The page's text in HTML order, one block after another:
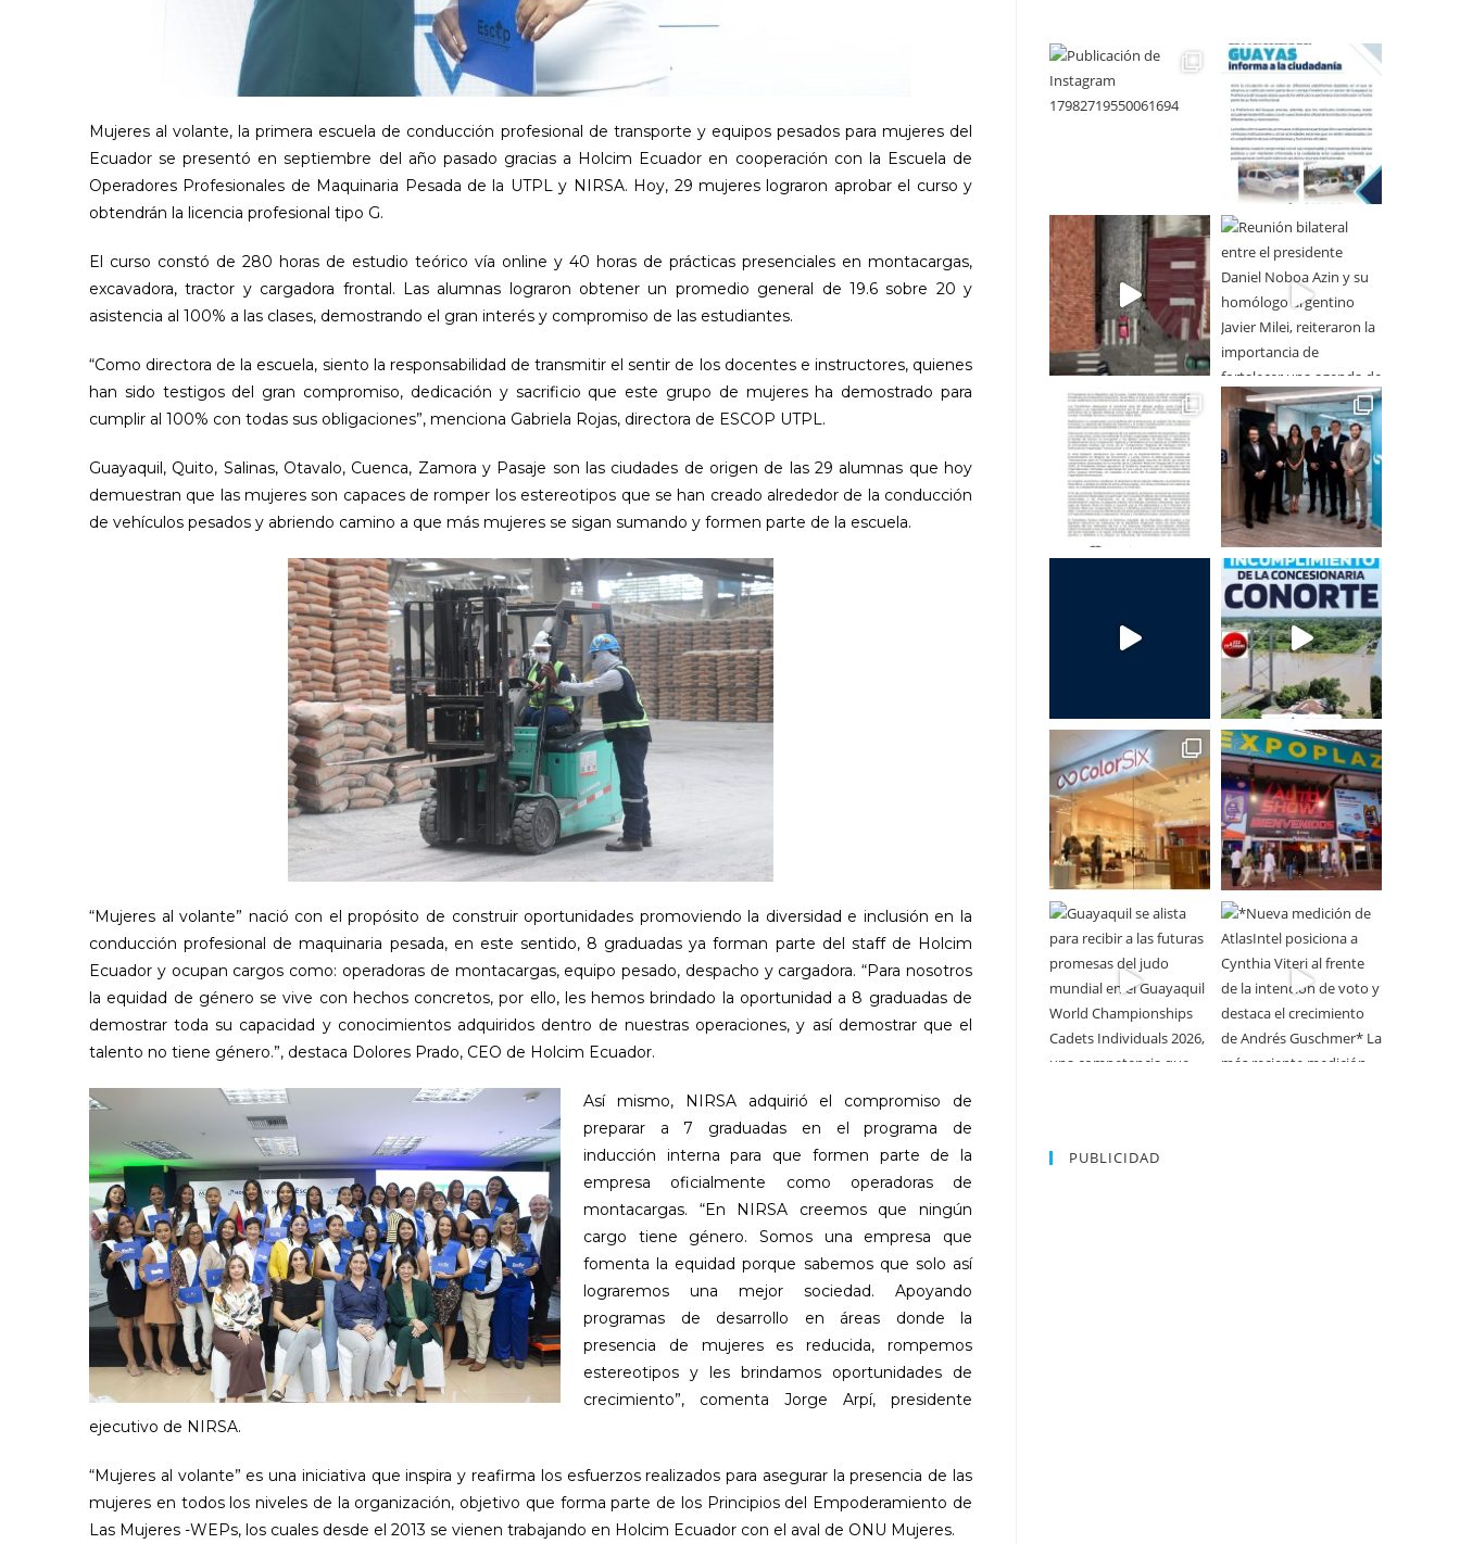
Mujeres al volante, la primera escuela de conducción profesional de transporte y equipos pesados para mujeres del
Ecuador se presentó en septiembre del año pasado gracias a Holcim Ecuador en cooperación con la Escuela de
Operadores Profesionales de Maquinaria Pesada de la UTPL y NIRSA. Hoy, 29 mujeres lograron aprobar el curso y
obtendrán la licencia profesional tipo G.
El curso constó de 280 horas de estudio teórico vía online y 40 horas de prácticas presenciales en montacargas,
excavadora, tractor y cargadora frontal. Las alumnas lograron obtener un promedio general de 19.6 sobre 20 y
asistencia al 100% a las clases, demostrando el gran interés y compromiso de las estudiantes.
“Como directora de la escuela, siento la responsabilidad de transmitir el sentir de los docentes e instructores, quienes
han sido testigos del gran compromiso, dedicación y sacrificio que este grupo de mujeres ha demostrado para
cumplir al 100% con todas sus obligaciones”, menciona Gabriela Rojas, directora de ESCOP UTPL.
Guayaquil, Quito, Salinas, Otavalo, Cuenca, Zamora y Pasaje son las ciudades de origen de las 29 alumnas que hoy
demuestran que las mujeres son capaces de romper los estereotipos que se han creado alrededor de la conducción
de vehículos pesados y abriendo camino a que más mujeres se sigan sumando y formen parte de la escuela.
“Mujeres al volante” nació con el propósito de construir oportunidades promoviendo la diversidad e inclusión en la
conducción profesional de maquinaria pesada, en este sentido, 8 graduadas ya forman parte del staff de Holcim
Ecuador y ocupan cargos como: operadoras de montacargas, equipo pesado, despacho y cargadora. “Para nosotros
la equidad de género se vive con hechos concretos, por ello, les hemos brindado la oportunidad a 8 graduadas de
demostrar toda su capacidad y conocimientos adquiridos dentro de nuestras operaciones, y así demostrar que el
talento no tiene género.”, destaca Dolores Prado, CEO de Holcim Ecuador.
Así mismo, NIRSA adquirió el compromiso de
preparar a 7 graduadas en el programa de
inducción interna para que formen parte de la
empresa oficialmente como operadoras de
montacargas. “En NIRSA creemos que ningún
cargo tiene género. Somos una empresa que
fomenta la equidad porque sabemos que solo así
lograremos una mejor sociedad. Apoyando
programas de desarrollo en áreas donde la
presencia de mujeres es reducida, rompemos
estereotipos y les brindamos oportunidades de
crecimiento”, comenta Jorge Arpí, presidente
ejecutivo de NIRSA.
“Mujeres al volante” es una iniciativa que inspira y reafirma los esfuerzos realizados para asegurar la presencia de las
mujeres en todos los niveles de la organización, objetivo que forma parte de los Principios del Empoderamiento de
Las Mujeres -WEPs, los cuales desde el 2013 se vienen trabajando en Holcim Ecuador con el aval de ONU Mujeres.
PUBLICIDAD